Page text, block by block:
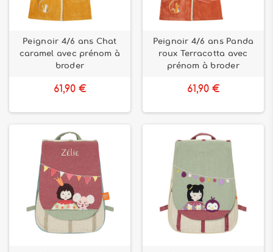
Peignoir 4/6 ans Chat
caramel avec prénom à
broder
61,90 €
Peignoir 4/6 ans Panda
roux Terracotta avec
prénom à broder
61,90 €